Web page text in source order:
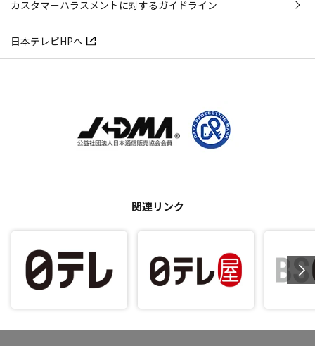
カスタマーハラスメントに対するガイドライン
日本テレビHPへ
関連リンク